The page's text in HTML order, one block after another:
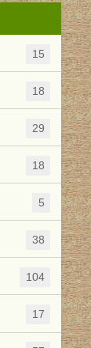
15
18
29
18
5
38
104
17